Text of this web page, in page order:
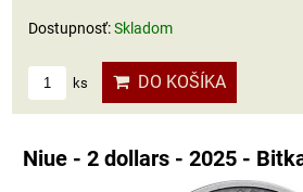
Dostupnosť:Skladom
ks DO KOŠÍKA
Niue - 2 dollars - 2025 -